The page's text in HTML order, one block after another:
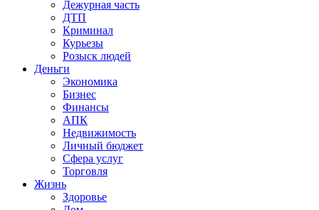
Дежурная часть
ДТП
Криминал
Курьезы
Розыск людей
Деньги
Экономика
Бизнес
Финансы
АПК
Недвижимость
Личный бюджет
Сфера услуг
Торговля
Жизнь
Здоровье